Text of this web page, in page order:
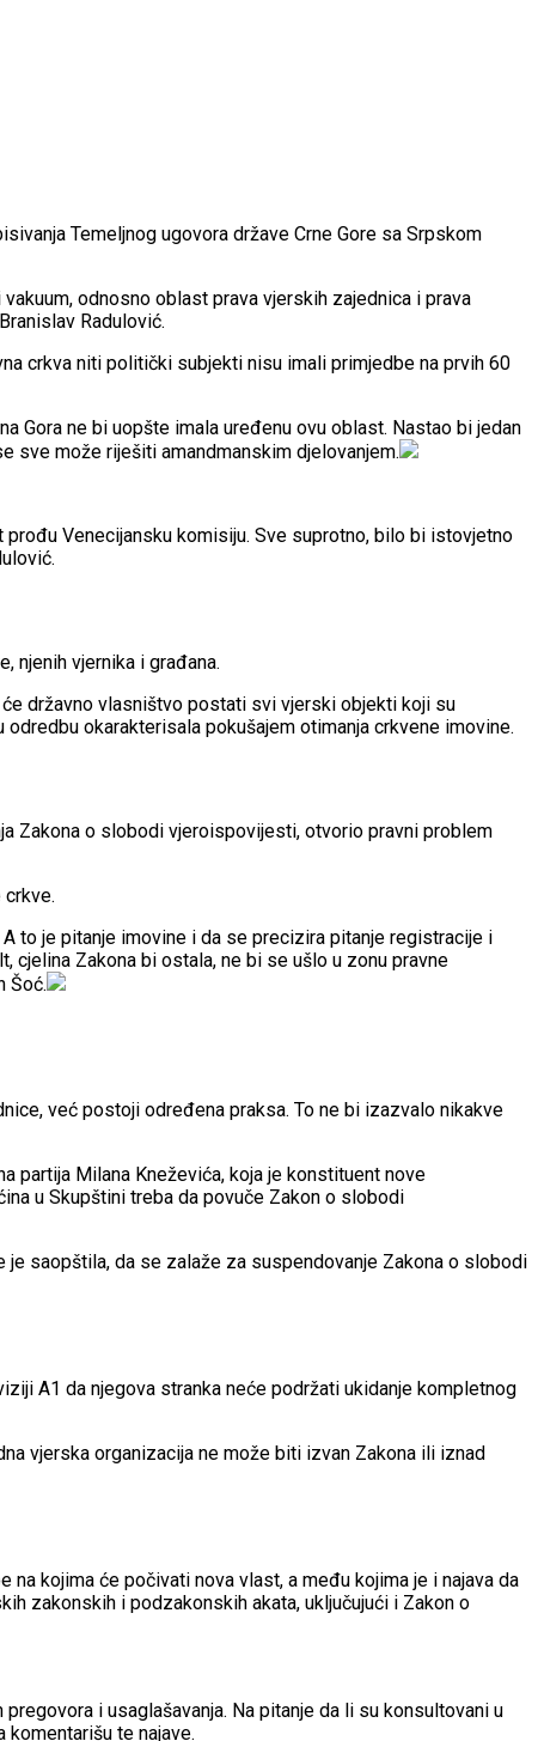
Temeljnog ugovora države Crne Gore sa Srpskom
odnosno oblast prava vjerskih zajednica i prava
Radulović.
crkva niti politički subjekti nisu imali primjedbe na prvih 60
Gora ne bi uopšte imala uređenu ovu oblast. Nastao bi jedan
sve može riješiti amandmanskim djelovanjem.
Venecijansku komisiju. Sve suprotno, bilo bi istovjetno
njenih vjernika i građana.
državno vlasništvo postati svi vjerski objekti koji su
okarakterisala pokušajem otimanja crkvene imovine.
Zakona o slobodi vjeroispovijesti, otvorio pravni problem
to je pitanje imovine i da se precizira pitanje registracije i
Zakona bi ostala, ne bi se ušlo u zonu pravne
Šoć.
već postoji određena praksa. To ne bi izazvalo nikakve
partija Milana Kneževića, koja je konstituent nove
u Skupštini treba da povuče Zakon o slobodi
saopštila, da se zalaže za suspendovanje Zakona o slobodi
A1 da njegova stranka neće podržati ukidanje kompletnog
vjerska organizacija ne može biti izvan Zakona ili iznad
kojima će počivati nova vlast, a među kojima je i najava da
zakonskih i podzakonskih akata, uključujući i Zakon o
i usaglašavanja. Na pitanje da li su konsultovani u
te najave.